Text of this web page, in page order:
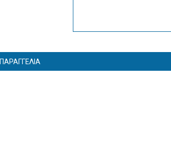
ΠΑΡΑΓΓΕΛΙΑ